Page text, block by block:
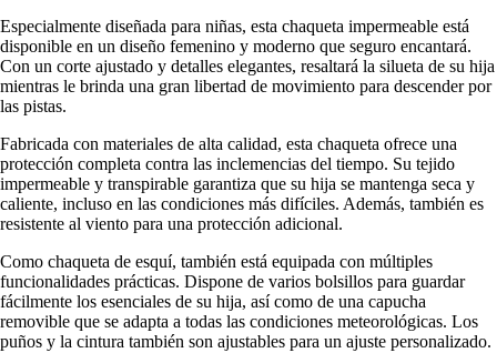
Especialmente diseñada para niñas, esta chaqueta impermeable está
disponible en un diseño femenino y moderno que seguro encantará.
Con un corte ajustado y detalles elegantes, resaltará la silueta de su hija
mientras le brinda una gran libertad de movimiento para descender por
las pistas.
Fabricada con materiales de alta calidad, esta chaqueta ofrece una
protección completa contra las inclemencias del tiempo. Su tejido
impermeable y transpirable garantiza que su hija se mantenga seca y
caliente, incluso en las condiciones más difíciles. Además, también es
resistente al viento para una protección adicional.
Como chaqueta de esquí, también está equipada con múltiples
funcionalidades prácticas. Dispone de varios bolsillos para guardar
fácilmente los esenciales de su hija, así como de una capucha
removible que se adapta a todas las condiciones meteorológicas. Los
puños y la cintura también son ajustables para un ajuste personalizado.